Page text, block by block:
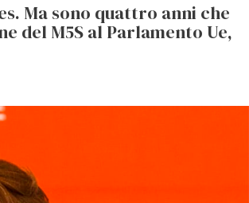
Ma sono quattro anni che
del M5S al Parlamento Ue,